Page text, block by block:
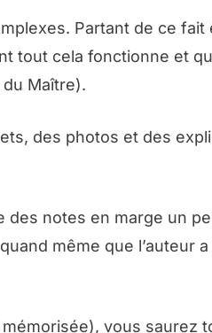
Partant de ce
tout cela fonctionne et
Maître).
des photos et des
notes en marge un
même que l’auteur
vous saurez